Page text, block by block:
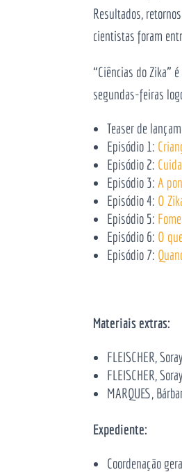
Resultados,
cientistas foram
“Ciências do Zika”
segundas-feiras
Teaser de
Episódio 1:
Episódio 2:
Episódio 3:A
Episódio 4: O
Episódio 5:
Episódio 6: O
Episódio 7:
Materiais extras:
FLEISCHER,
FLEISCHER,
MARQUES,
Expediente:
Coordenação